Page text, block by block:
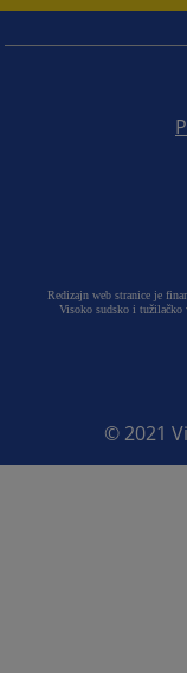
Redizajn web stranice je
Visoko sudsko i tužilačko
© 2021